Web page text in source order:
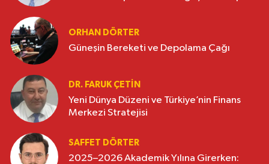
ORHAN DÖRTER
Güneşin Bereketi ve Depolama Çağı
DR. FARUK ÇETİN
Yeni Dünya Düzeni ve Türkiye’nin Finans
Merkezi Stratejisi
SAFFET DÖRTER
2025–2026 Akademik Yılına Girerken: